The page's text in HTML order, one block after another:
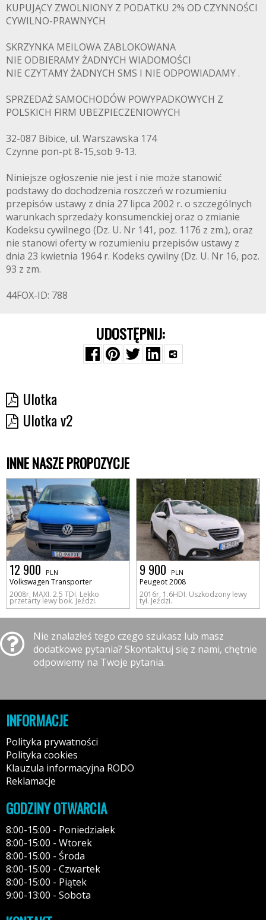
KUPUJĄCY ZWOLNIONY Z PODATKU 2% OD CZYNNOŚCI
CYWILNO-PRAWNYCH
SKRZYNKA MEILOWA ZABLOKOWANA
NIE ODBIERAMY ŻADNYCH WIADOMOŚCI
NIE CZYTAMY ŻADNYCH SMS I NIE ODPOWIADAMY .
SPRZEDAŻ SAMOCHODÓW POWYPADKOWYCH Z
POLSKICH FIRM UBEZPIECZENIOWYCH
32-087 Bibice, ul. Warszawska 174
Czynne pon-pt 8-15,sob 9-13.
Niniejsze ogłoszenie nie jest i nie może stanowić
podstawy do dochodzenia roszczeń w rozumieniu
przepisów ustawy z dnia 27 lipca 2002 r. o szczególnych
warunkach sprzedaży konsumenckiej oraz o zmianie
Kodeksu cywilnego (Dz. U. Nr 141, poz. 1176 z zm.), oraz
nie stanowi oferty w rozumieniu przepisów ustawy z
dnia 23 kwietnia 1964 r. Kodeks cywilny (Dz. U. Nr 16, poz.
93 z zm.
44FOX-ID: 788
UDOSTĘPNIJ:
Ulotka
Ulotka v2
INNE NASZE PROPOZYCJE
12 900 PLN
Volkswagen Transporter
2008r, MAXI. 2.5 TDI. Lekko
przetarty lewy bok. Jeździ.
9 900 PLN
Peugeot 2008
2016r, 1.6HDI. Uszkodzony lewy
tył. Jeździ.
Nie znalazłeś tego czego szukasz lub masz
dodatkowe pytania? Skontaktuj się z nami, chętnie
odpowiemy na Twoje pytania.
INFORMACJE
Polityka prywatności
Polityka cookies
Klauzula informacyjna RODO
Reklamacje
GODZINY OTWARCIA
8:00-15:00 - Poniedziałek
8:00-15:00 - Wtorek
8:00-15:00 - Środa
8:00-15:00 - Czwartek
8:00-15:00 - Piątek
9:00-13:00 - Sobota